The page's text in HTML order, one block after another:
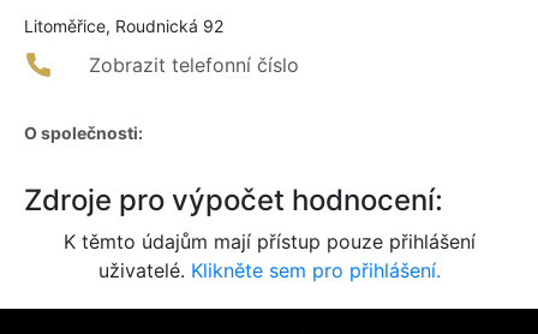
Litoměřice, Roudnická 92
Zobrazit telefonní číslo
O společnosti:
Zdroje pro výpočet hodnocení:
K těmto údajům mají přístup pouze přihlášení
uživatelé. Klikněte sem pro přihlášení.